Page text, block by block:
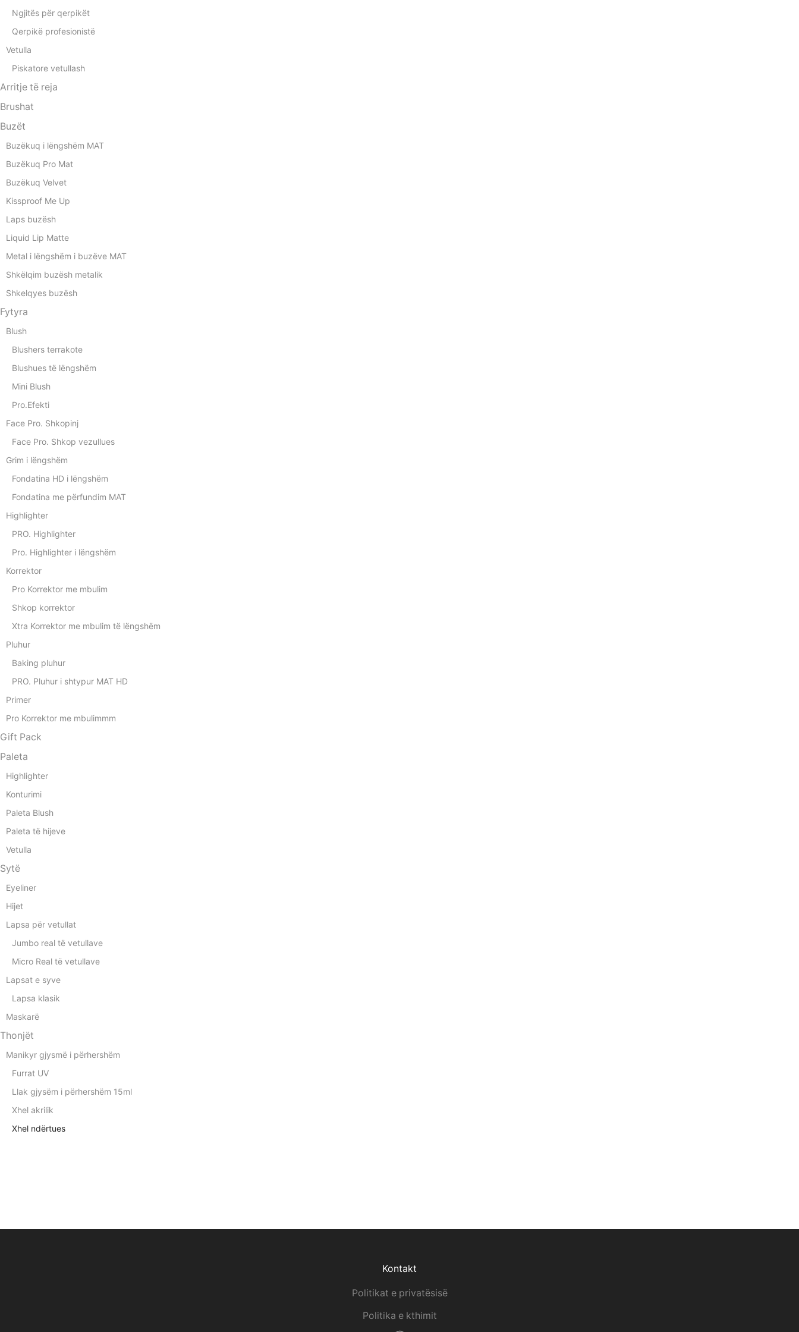
Ngjitës për qerpikët
Qerpikë profesionistë
Vetulla
Piskatore vetullash
Arritje të reja
Brushat
Buzët
Buzëkuq i lëngshëm MAT
Buzëkuq Pro Mat
Buzëkuq Velvet
Kissproof Me Up
Laps buzësh
Liquid Lip Matte
Metal i lëngshëm i buzëve MAT
Shkëlqim buzësh metalik
Shkelqyes buzësh
Fytyra
Blush
Blushers terrakote
Blushues të lëngshëm
Mini Blush
Pro.Efekti
Face Pro. Shkopinj
Face Pro. Shkop vezullues
Grim i lëngshëm
Fondatina HD i lëngshëm
Fondatina me përfundim MAT
Highlighter
PRO. Highlighter
Pro. Highlighter i lëngshëm
Korrektor
Pro Korrektor me mbulim
Shkop korrektor
Xtra Korrektor me mbulim të lëngshëm
Pluhur
Baking pluhur
PRO. Pluhur i shtypur MAT HD
Primer
Pro Korrektor me mbulimmm
Gift Pack
Paleta
Highlighter
Konturimi
Paleta Blush
Paleta të hijeve
Vetulla
Sytë
Eyeliner
Hijet
Lapsa për vetullat
Jumbo real të vetullave
Micro Real të vetullave
Lapsat e syve
Lapsa klasik
Maskarë
Thonjët
Manikyr gjysmë i përhershëm
Furrat UV
Llak gjysëm i përhershëm 15ml
Xhel akrilik
Xhel ndërtues
Kontakt
Politikat e privatësisë
Politika e kthimit